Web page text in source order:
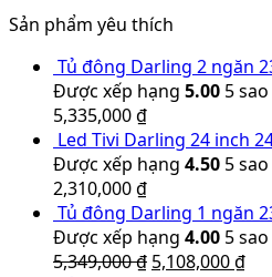
vỀ CHÚNG TÔI
VPĐD: CÔNG TY TNHH ĐIỆN
Địa chỉ: 37A Lương Hữu Khánh,
TP. HCM
Điện thoại: (028) 3925 6016 –
Fax: (028) 3925 6016
Website:www.darling.com.vn